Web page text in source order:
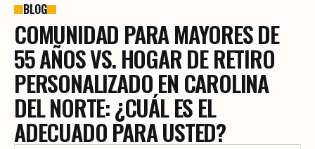
OTA
PROYECTOS
PROYECTOS
RESEÑAS
RESEÑAS
BLOGS
BLOGS
CAREERS
CAREERS
CONTACTO
CONTACTO
BLOG
COMUNIDAD PARA MAYORES DE
55 AÑOS VS. HOGAR DE RETIRO
PERSONALIZADO EN CAROLINA
DEL NORTE: ¿CUÁL ES EL
ADECUADO PARA USTED?